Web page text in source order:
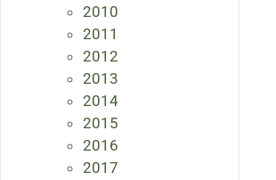
2010
2011
2012
2013
2014
2015
2016
2017